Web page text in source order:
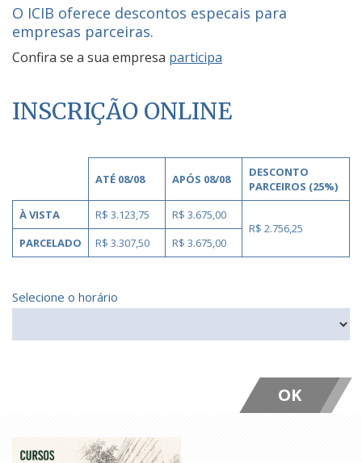
O ICIB oferece descontos especais para
empresas parceiras.
Confira se a sua empresa participa
INSCRIÇÃO ONLINE
ATÉ 08/08 APÓS 08/08
DESCONTO
PARCEIROS (25%)
À VISTA
R$ 3.123,75
R$ 3.675,00
R$ 2.756,25
PARCELADO
R$ 3.307,50 R$ 3.675,00
Selecione o horário
OK